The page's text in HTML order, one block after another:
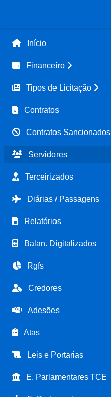
Início
Financeiro
Tipos de Licitação
Contratos
Contratos Sancionados
Servidores
Terceirizados
Diárias / Passagens
Relatórios
Balan. Digitalizados
Rgfs
Credores
Adesões
Atas
Leis e Portarias
E. Parlamentares TCE